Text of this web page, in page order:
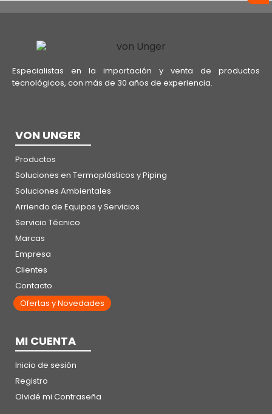
Especialistas en la importación y venta de productos
tecnológicos, con más de 30 años de experiencia.
VON UNGER
Productos
Soluciones en Termoplásticos y Piping
Soluciones Ambientales
Arriendo de Equipos y Servicios
Servicio Técnico
Marcas
Empresa
Clientes
Contacto
Ofertas y Novedades
MI CUENTA
Inicio de sesión
Registro
Olvidé mi Contraseña